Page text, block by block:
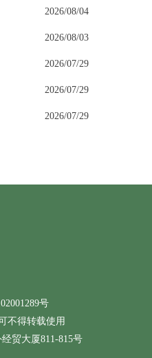
2026/08/04
2026/08/03
2026/07/29
2026/07/29
2026/07/29
号
不得转载使用
贸大厦811-815号